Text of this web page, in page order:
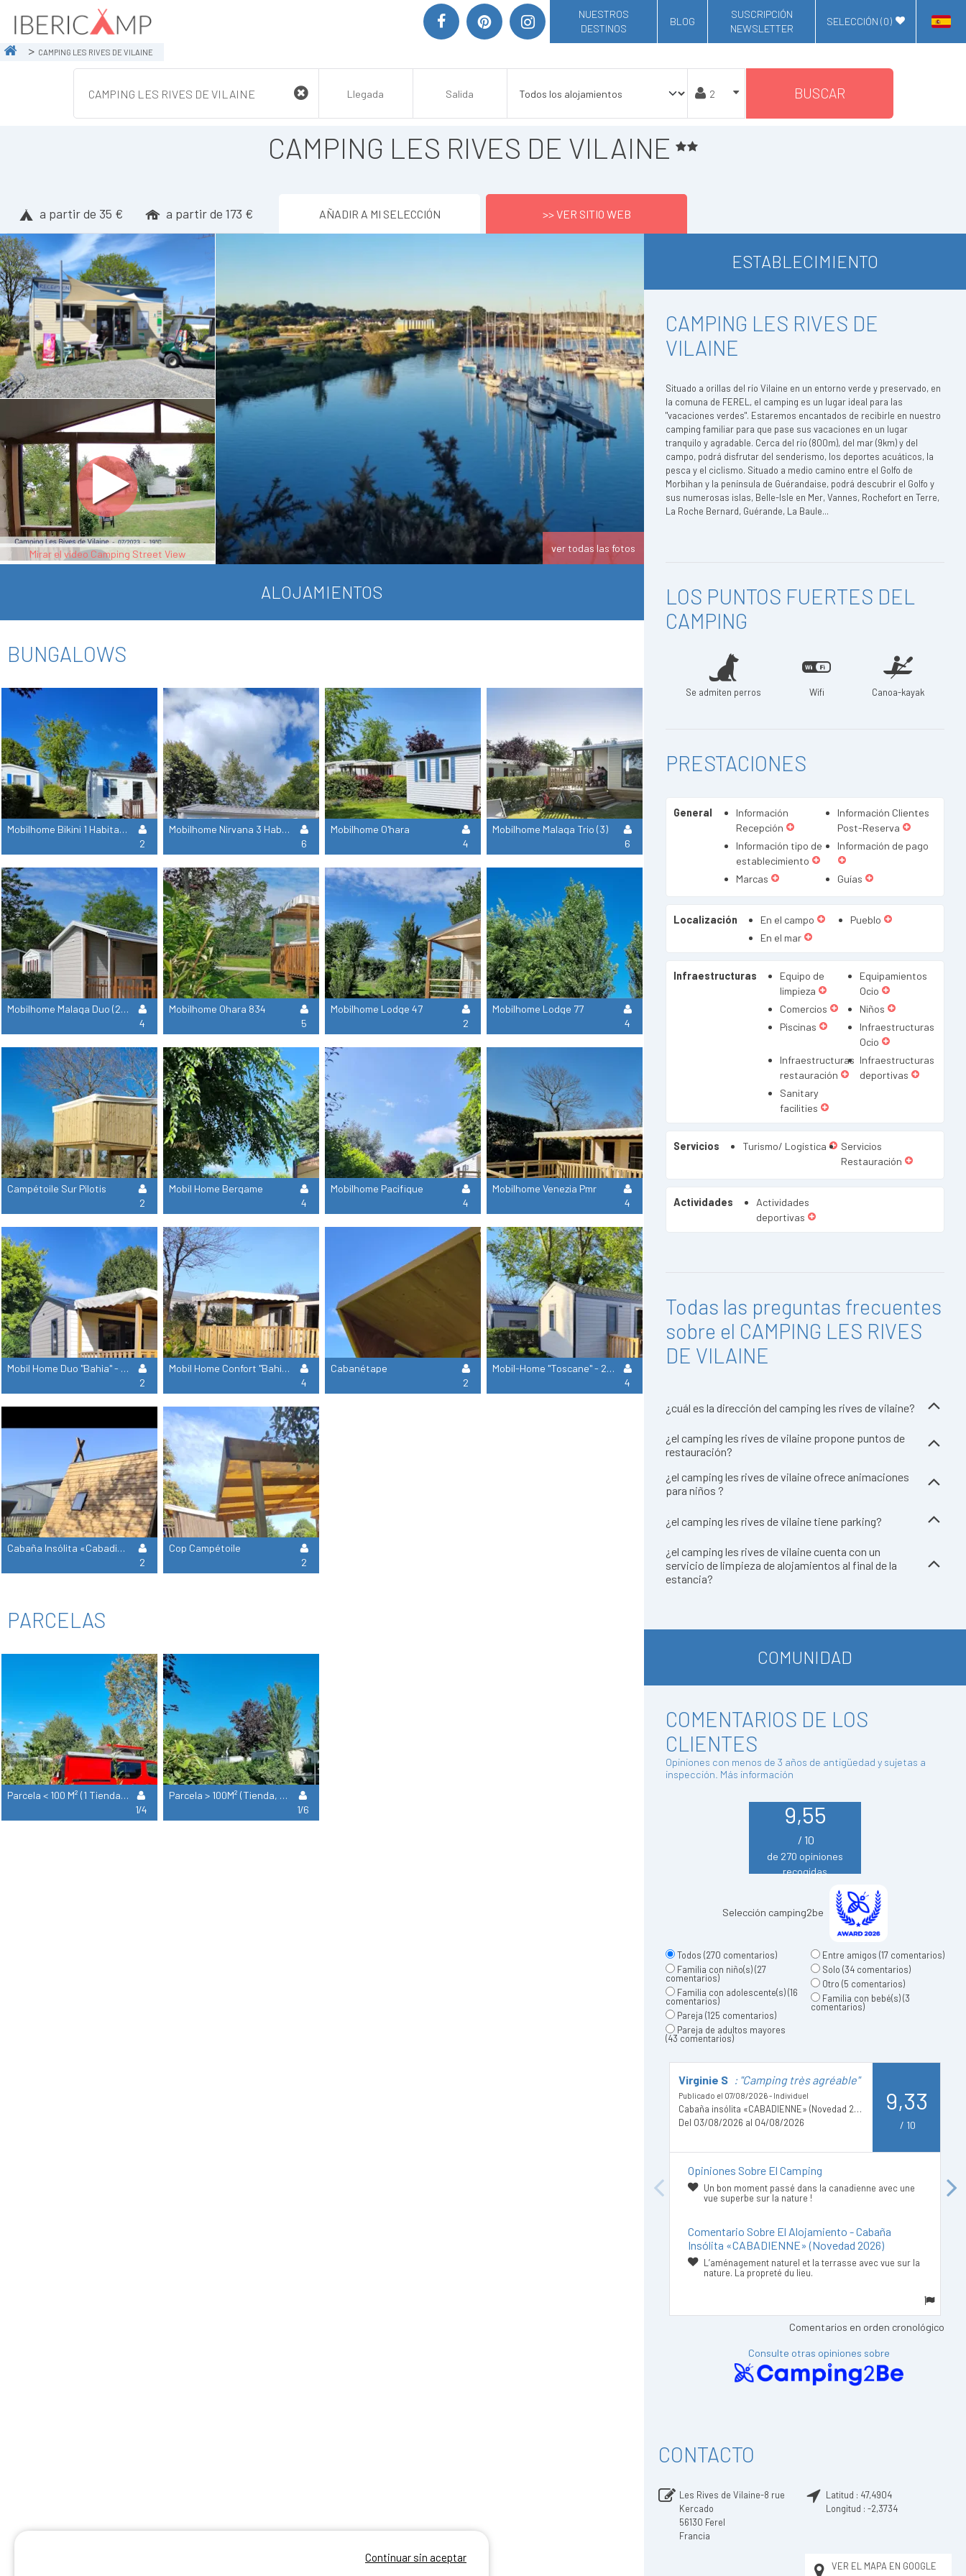
NUESTROS
DESTINOS
BLOG
SUSCRIPCIÓN
NEWSLETTER
SELECCIÓN (0)
CAMPING LES RIVES DE VILAINE
BUSCAR
CAMPING LES RIVES DE VILAINE
a partir de 35 € a partir de 173 € AÑADIR A MI SELECCIÓN >> VER SITIO WEB
Mirar el video Camping Street View ver todas las fotos
ALOJAMIENTOS
BUNGALOWS
Mobilhome Bikini 1 Habitaciones
2
Mobilhome Nirvana 3 Habitaciones
6
Mobilhome O'hara
4
Mobilhome Malaga Trio (3)
6
Mobilhome Malaga Duo (2) Compact
4
Mobilhome Ohara 834
5
Mobilhome Lodge 47
2
Mobilhome Lodge 77
4
Campétoile Sur Pilotis
2
Mobil Home Bergame
4
Mobilhome Pacifique
4
Mobilhome Venezia Pmr
4
Mobil Home Duo "Bahia" - 1 Chambre
2
Mobil Home Confort "Bahia"- 2 Bedrooms
4
Cabanétape
2
Mobil-Home "Toscane" - 2 Chambres ( Nouveaute 2026 )
4
Cabaña Insólita «Cabadienne» (Novedad 2026)
2
Cop Campétoile
2
PARCELAS
Parcela < 100 M² (1 Tienda + 1 Vehículo / Autocaravana)
1/4
Parcela > 100M² (Tienda, Caravana O Autocaravana / 1 Coche)
1/6
ESTABLECIMIENTO
CAMPING LES RIVES DE
VILAINE
Situado a orillas del río Vilaine en un entorno verde y preservado, en
la comuna de FEREL, el camping es un lugar ideal para las
"vacaciones verdes". Estaremos encantados de recibirle en nuestro
camping familiar para que pase sus vacaciones en un lugar
tranquilo y agradable. Cerca del río (800m), del mar (9km) y del
campo, podrá disfrutar del senderismo, los deportes acuáticos, la
pesca y el ciclismo. Situado a medio camino entre el Golfo de
Morbihan y la península de Guérandaise, podrá descubrir el Golfo y
sus numerosas islas, Belle-Isle en Mer, Vannes, Rochefort en Terre,
La Roche Bernard, Guérande, La Baule...
LOS PUNTOS FUERTES DEL
CAMPING
Se admiten perros Wifi Canoa-kayak
PRESTACIONES
General
Información
Recepción
Información Clientes
Post-Reserva
Información tipo de
establecimiento
Información de pago
Marcas Guías
Localización En el campo
Pueblo
En el mar
Infraestructuras
Equipo de
limpieza
Equipamientos
Ocio
Comercios
Niños
Piscinas
Infraestructuras
Ocio
Infraestructuras
restauración
Infraestructuras
deportivas
Sanitary
facilities
Servicios Turismo/ Logística
Servicios
Restauración
Actividades
Actividades
deportivas
Todas las preguntas frecuentes
sobre el CAMPING LES RIVES
DE VILAINE
¿cuál es la dirección del camping les rives de vilaine?
¿el camping les rives de vilaine propone puntos de
restauración?
¿el camping les rives de vilaine ofrece animaciones
para niños ?
¿el camping les rives de vilaine tiene parking?
¿el camping les rives de vilaine cuenta con un
servicio de limpieza de alojamientos al final de la
estancia?
COMUNIDAD
COMENTARIOS DE LOS
CLIENTES
Opiniones con menos de 3 años de antigüedad y sujetas a
inspección. Más información
9,55
/ 10
de 270 opiniones
recogidas
Selección camping2be
Todos (270 comentarios)
Familia con niño(s)(27
comentarios)
Familia con adolescente(s)(16
comentarios)
Pareja (125 comentarios)
Pareja de adultos mayores
(43 comentarios)
Entre amigos (17 comentarios)
Solo (34 comentarios)
Otro (5 comentarios)
Familia con bebé(s)(3
comentarios)
Previous
Virginie S : "Camping très agréable"
Publicado el 07/08/2026 - Individuel
Cabaña insólita «CABADIENNE» (Novedad 2026)
Del 03/08/2026 al 04/08/2026
9,33
/ 10
Opiniones Sobre El Camping
Un bon moment passé dans la canadienne avec une
vue superbe sur la nature !
Comentario Sobre El Alojamiento - Cabaña
Insólita «CABADIENNE» (Novedad 2026)
L’aménagement naturel et la terrasse avec vue sur la
nature. La propreté du lieu.
Next
Comentarios en orden cronológico
Consulte otras opiniones sobre
CONTACTO
Les Rives de Vilaine-8 rue
Kercado
56130 Ferel
Francia
Latitud : 47,4904
Longitud : -2,3734
VER EL MAPA EN GOOGLE
Continuar sin aceptar